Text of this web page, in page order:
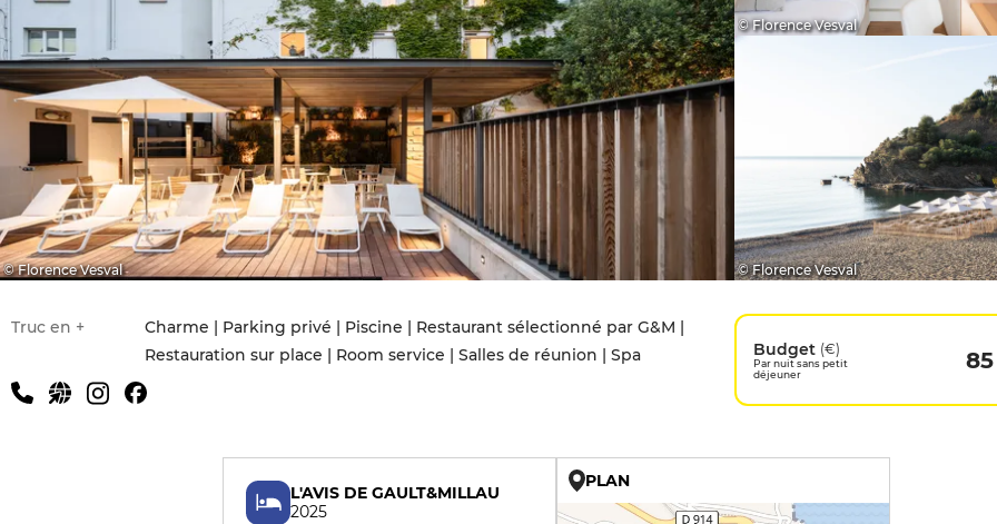
© Florence Vesval
© Florence Vesval
© Florence Vesval
Truc en +
Charme | Parking privé | Piscine | Restaurant sélectionné par G&M |
Restauration sur place | Room service | Salles de réunion | Spa
Budget (€)
Par nuit sans petit
déjeuner
85
L'AVIS DE GAULT&MILLAU
2025
PLAN